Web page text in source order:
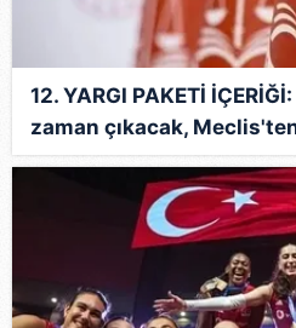
12. YARGI PAKETİ
zaman çıkacak,